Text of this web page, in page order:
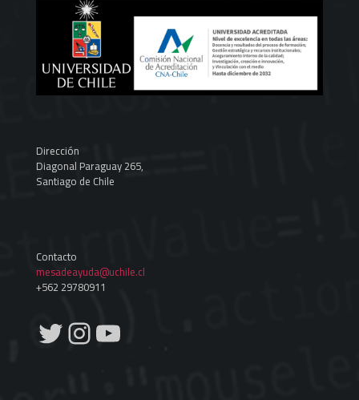
Dirección
Diagonal Paraguay 265,
Santiago de Chile
Contacto
mesadeayuda@uchile.cl
+562 29780911
Twitter
Instagram
YouTube